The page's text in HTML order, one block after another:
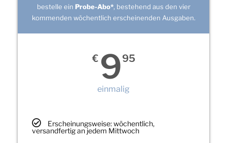
bestelle ein Probe-Abo*, bestehend aus den vier
kommenden wöchentlich erscheinenden Ausgaben.
€ 995
einmalig
Erscheinungsweise: wöchentlich,
versandfertig an jedem Mittwoch